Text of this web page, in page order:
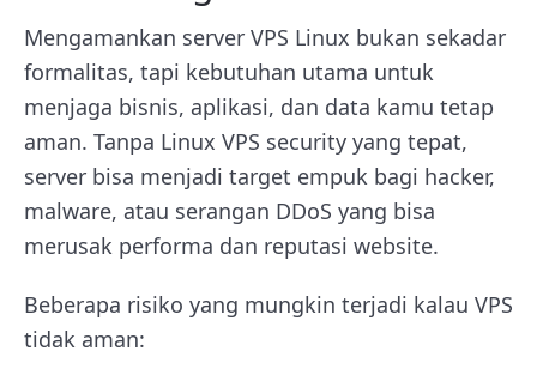
Mengamankan server VPS Linux bukan sekadar
formalitas, tapi kebutuhan utama untuk
menjaga bisnis, aplikasi, dan data kamu tetap
aman. Tanpa Linux VPS security yang tepat,
server bisa menjadi target empuk bagi hacker,
malware, atau serangan DDoS yang bisa
merusak performa dan reputasi website.
Beberapa risiko yang mungkin terjadi kalau VPS
tidak aman: